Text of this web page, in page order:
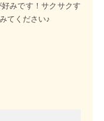
みです！サクサクす
てください♪